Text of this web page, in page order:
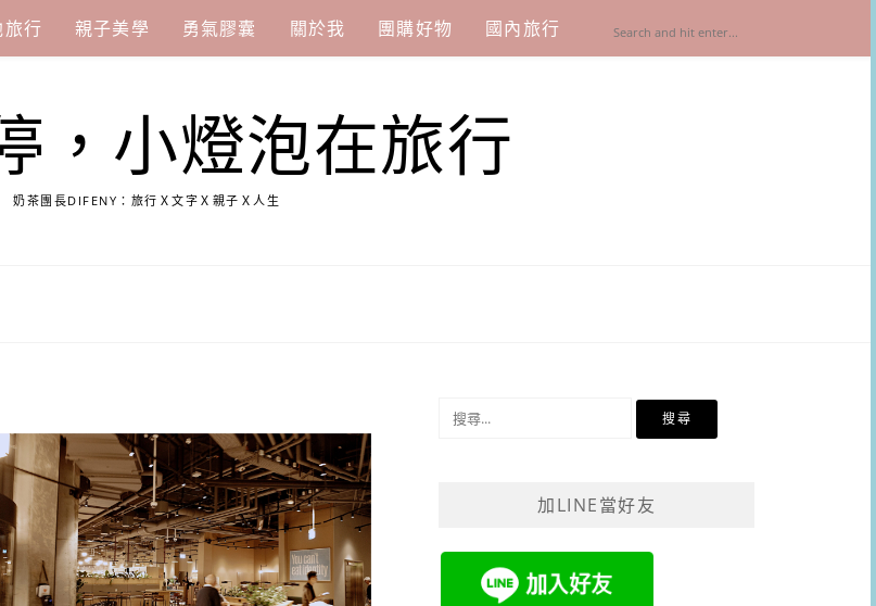
旅行 親子美學 勇氣膠囊 關於我 團購好物 國內旅行
，小燈泡在旅行
奶茶團長DIFENY：旅行Ｘ文字Ｘ親子Ｘ人生
加LINE當好友